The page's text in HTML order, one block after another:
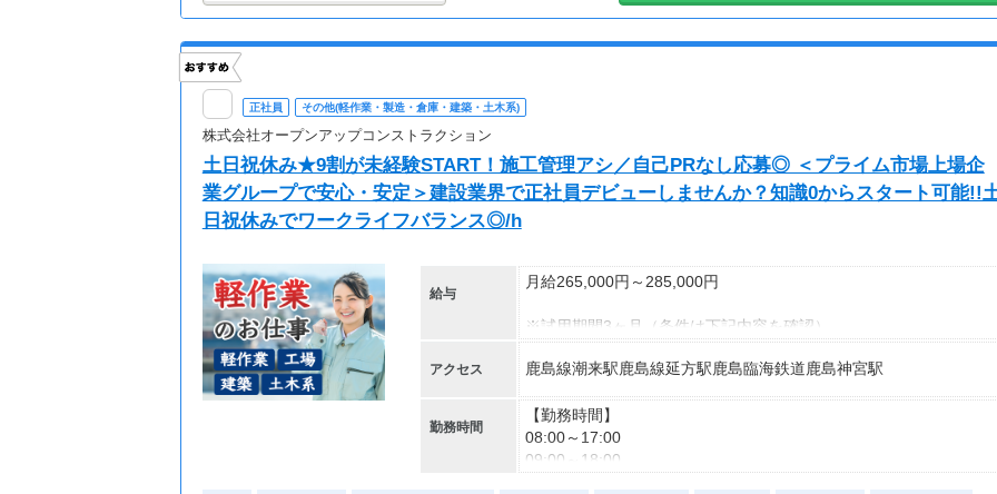
70歳以降では低負荷業務や季節により
＜月収例＞
月収28万円可能
正社員 その他(軽作業・製造・倉庫・建築・土木系)
株式会社オープンアップコンストラクション
土日祝休み★9割が未経験START！施工管理アシ／自己PRなし応募◎ ＜プライム市場上場企
業グループで安心・安定＞建設業界で正社員デビューしませんか？知識0からスタート可能!!
日祝休みでワークライフバランス◎/h
給与
月給265,000円～285,000円
※試用期間3ヶ月（条件は下記内容を確認）
▼1ヵ月目(給与が異なる/雇用形態は本採用時と同条件)
▼2～3ヵ月目（本採用時と同条件）
■東京
アクセス 鹿島線潮来駅鹿島線延方駅鹿島臨海鉄道鹿島神宮駅
勤務時間
【勤務時間】
08:00～17:00
09:00～18:00